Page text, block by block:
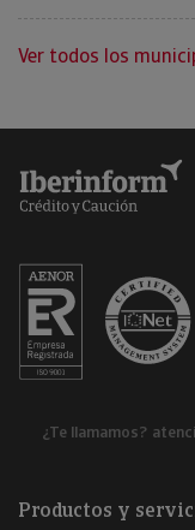
Ver todos los
¿Te llamamos?
Productos y